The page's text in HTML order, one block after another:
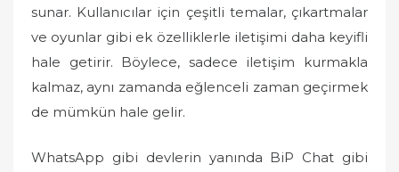
sunar. Kullanıcılar için çeşitli temalar, çıkartmalar
ve oyunlar gibi ek özelliklerle iletişimi daha keyifli
hale getirir. Böylece, sadece iletişim kurmakla
kalmaz, aynı zamanda eğlenceli zaman geçirmek
de mümkün hale gelir.
WhatsApp gibi devlerin yanında BiP Chat gibi